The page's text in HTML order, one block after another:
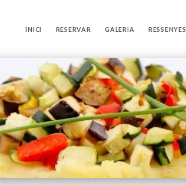
INICI RESERVAR GALERIA RESSENYES